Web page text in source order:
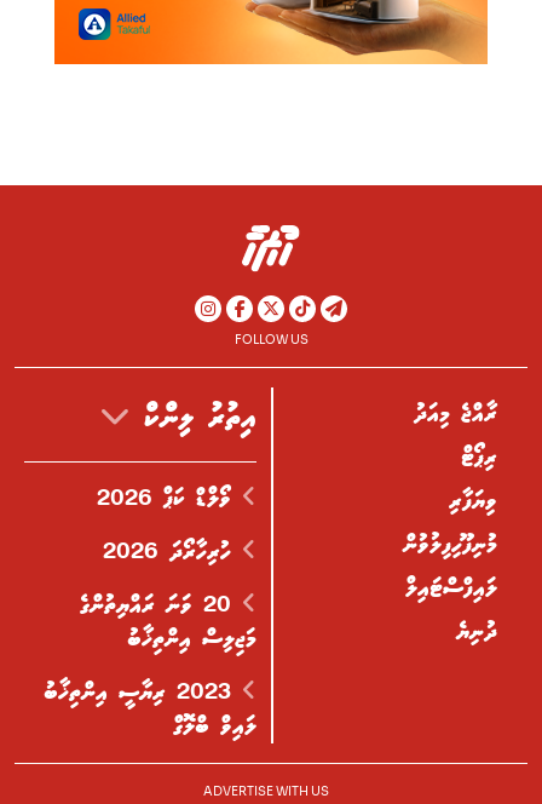
FOLLOW US
ރާއްޖެ މިއަދު
ރިޕޯޓް
ވިޔަފާރި
މުނިފޫހިފިލުވުން
ލައިފްސްޓައިލް
ދުނިޔެ
އިތުރު ލިންކް
ވޯލްޑް ކަޕް 2026
ހުރިހާރޯދަ 2026
20 ވަނަ ރައްޔިތުންގެ
މަޖިލިސް އިންތިޚާބު
2023 ރިޔާސީ އިންތިޚާބު
ލައިވް ބްލޮގް
ADVERTISE WITH US